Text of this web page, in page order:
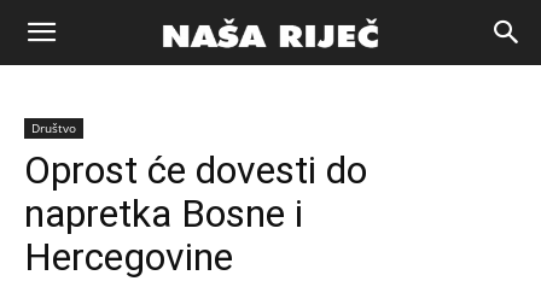
Naša
riječ
Zenica
Društvo
Oprost će dovesti do
napretka Bosne i
Hercegovine